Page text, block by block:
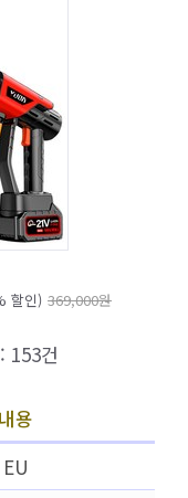
할인) 369,000원
153건
내용
EU